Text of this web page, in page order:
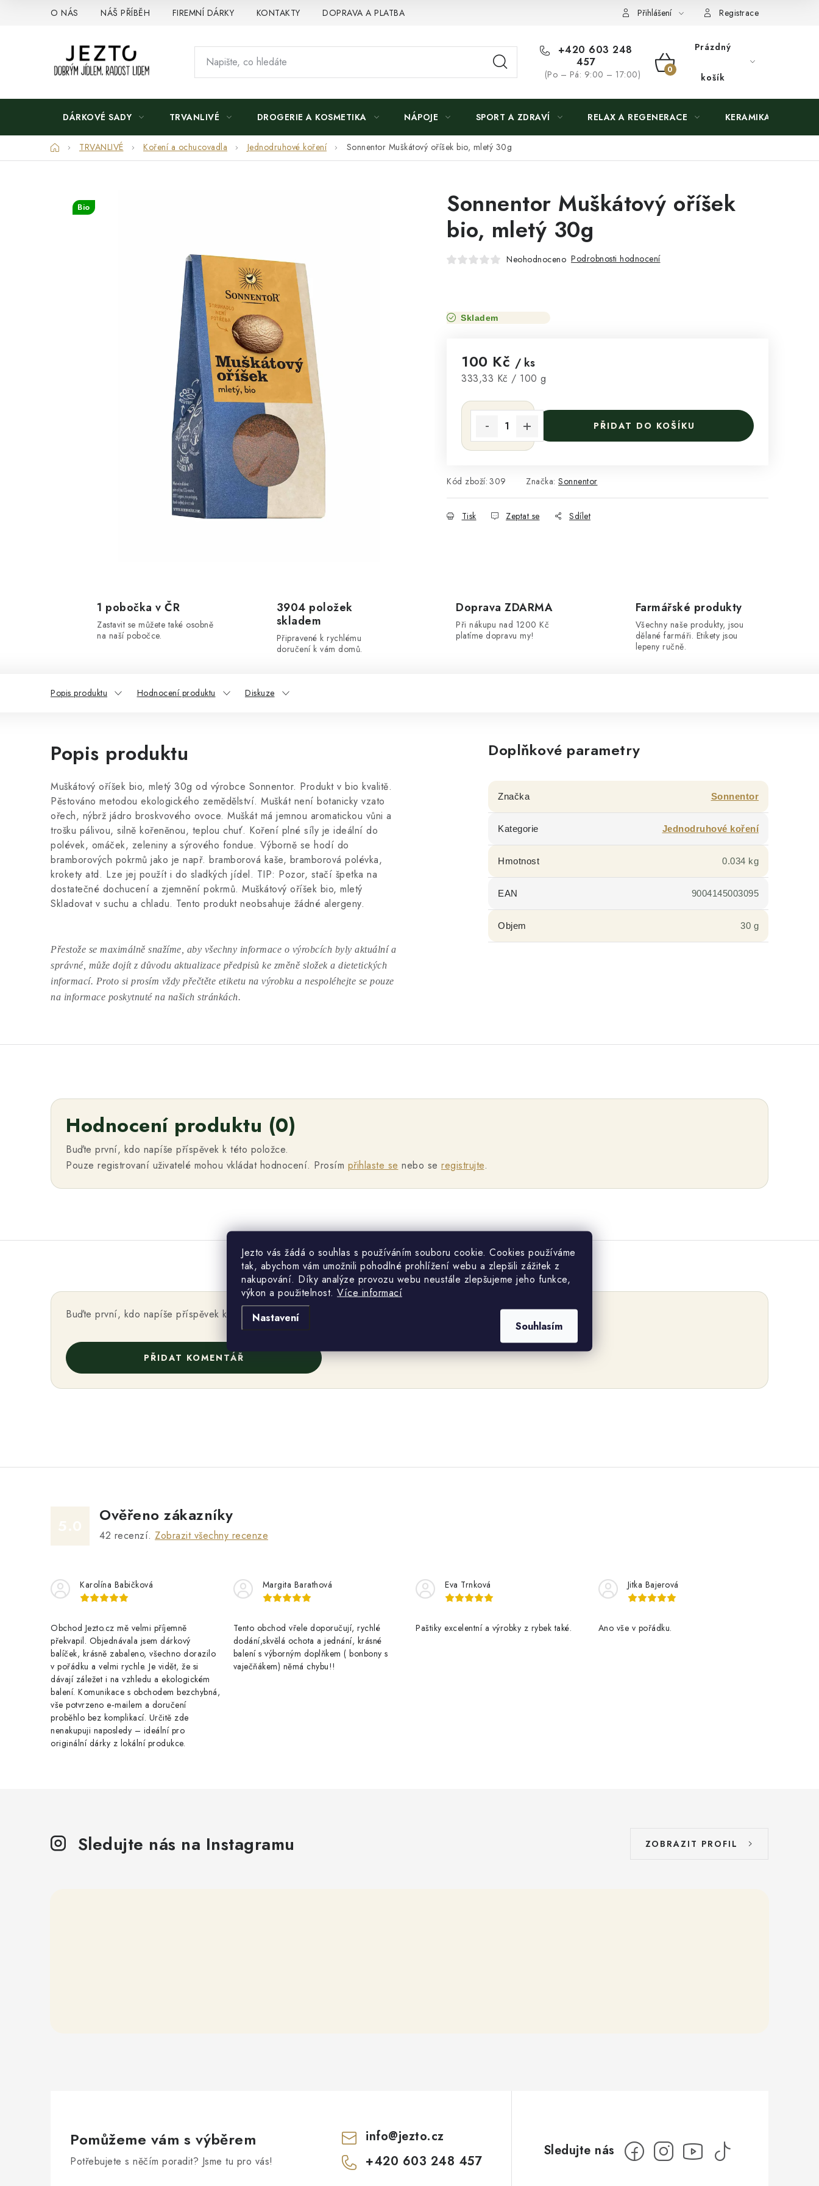
Jezto vás žádá o souhlas s používáním souboru cookie. Cookies používáme
tak, abychom vám umožnili pohodlné prohlížení webu a zlepšili zážitek z
nakupování. Díky analýze provozu webu neustále zlepšujeme jeho funkce,
výkon a použitelnost. Více informací
Nastavení
Souhlasím
O NÁS NÁŠ PŘÍBĚH FIREMNÍ DÁRKY KONTAKTY DOPRAVA A PLATBA Přihlášení Registrace
+420 603 248
457
(Po – Pá: 9:00 – 17:00)
NÁKUPNÍ
Prázdný
košík
DÁRKOVÉ SADY TRVANLIVÉ DROGERIE A KOSMETIKA NÁPOJE SPORT A ZDRAVÍ RELAX A REGENERACE KERAMIKA
DomůTRVANLIVÉ Koření a ochucovadla Jednodruhové koření Sonnentor Muškátový oříšek bio, mletý 30g
Sonnentor Muškátový oříšek
bio, mletý 30g
Neohodnoceno Podrobnosti hodnocení
Skladem
100 Kč / ks
Měrná cena:
333,33 Kč / 100 g
PŘIDAT DO KOŠÍKU
Kód zboží: 309 Značka: Sonnentor
Tisk Zeptat se Sdílet
Bio
1 pobočka v ČR
Zastavit se můžete také osobně
na naší pobočce.
3904 položek
skladem
Připravené k rychlému
doručení k vám domů.
Doprava ZDARMA
Při nákupu nad 1200 Kč
platíme dopravu my!
Farmářské produkty
Všechny naše produkty, jsou
dělané farmáři. Etikety jsou
lepeny ručně.
Popis produktu Hodnocení produktu Diskuze
Popis produktu
Muškátový oříšek bio, mletý 30g od výrobce Sonnentor. Produkt v bio kvalitě.
Pěstováno metodou ekologického zemědělství. Muškát není botanicky vzato
ořech, nýbrž jádro broskvového ovoce. Muškát má jemnou aromatickou vůni a
trošku pálivou, silně kořeněnou, teplou chuť. Koření plné síly je ideální do
polévek, omáček, zeleniny a sýrového fondue. Výborně se hodí do
bramborových pokrmů jako je např. bramborová kaše, bramborová polévka,
krokety atd. Lze jej použít i do sladkých jídel. TIP: Pozor, stačí špetka na
dostatečné dochucení a zjemnění pokrmů. Muškátový oříšek bio, mletý
Skladovat v suchu a chladu. Tento produkt neobsahuje žádné alergeny.
Přestože se maximálně snažíme, aby všechny informace o výrobcích byly aktuální a
správné, může dojít z důvodu aktualizace předpisů ke změně složek a dietetických
informací. Proto si prosím vždy přečtěte etiketu na výrobku a nespoléhejte se pouze
na informace poskytnuté na našich stránkách.
Doplňkové parametry
Značka Sonnentor
Kategorie Jednodruhové koření
Hmotnost 0.034 kg
EAN 9004145003095
Objem 30 g
Hodnocení produktu (0)
Buďte první, kdo napíše příspěvek k této položce.
Pouze registrovaní uživatelé mohou vkládat hodnocení. Prosím přihlaste se nebo se registrujte.
Buďte první, kdo napíše příspěvek k této položce.
PŘIDAT KOMENTÁŘ
Ověřeno zákazníky
42 recenzí. Zobrazit všechny recenze
Karolína Babičková
Obchod Jezto.cz mě velmi příjemně
překvapil. Objednávala jsem dárkový
balíček, krásně zabaleno, všechno dorazilo
v pořádku a velmi rychle. Je vidět, že si
dávají záležet i na vzhledu a ekologickém
balení. Komunikace s obchodem bezchybná,
vše potvrzeno e‑mailem a doručení
proběhlo bez komplikací. Určitě zde
nenakupuji naposledy – ideální pro
originální dárky z lokální produkce.
Margita Barathová
Tento obchod vřele doporučují, rychlé
dodání,skvělá ochota a jednání, krásné
balení s výborným doplňkem ( bonbony s
vaječňákem) němá chybu!!
Eva Trnková
Paštiky excelentní a výrobky z rybek také.
Jitka Bajerová
Ano vše v pořádku.
Sledujte nás na Instagramu ZOBRAZIT PROFIL
Pomůžeme vám s výběrem
Potřebujete s něčím poradit? Jsme tu pro vás!
info@jezto.cz
+420 603 248 457